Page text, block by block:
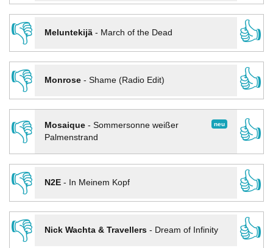
👎
Meluntekijä- March of the Dead
👍
👎
Monrose- Shame (Radio Edit)
👍
👎
neu
Mosaique- Sommersonne weißer
Palmenstrand
👍
👎
N2E- In Meinem Kopf
👍
👎
Nick Wachta & Travellers- Dream of Infinity
👍